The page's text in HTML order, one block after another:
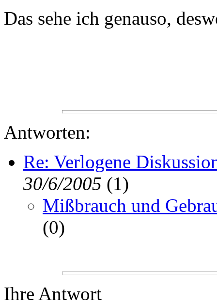
Das sehe ich genauso,
Antworten:
Re: Verlogene
30/6/2005 (1)
Mißbrauch und
(0)
Ihre Antwort